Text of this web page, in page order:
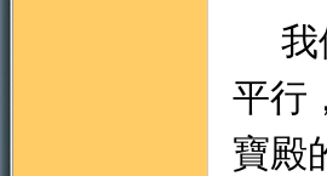
我
平行
寶殿